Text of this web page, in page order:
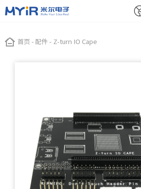
首页 - 配件 - Z-turn IO Cape